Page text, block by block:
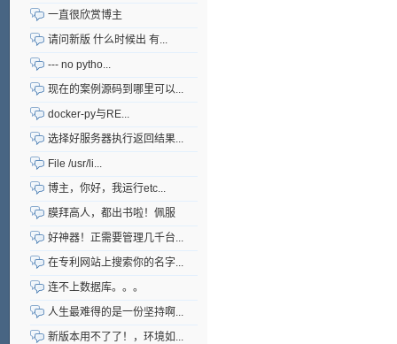
一直很欣赏博主
请问新版 什么时候出 有...
--- no pytho...
现在的案例源码到哪里可以...
docker-py与RE...
选择好服务器执行返回结果...
File /usr/li...
博主，你好，我运行etc...
膜拜高人，都出书啦！佩服
好神器！正需要管理几千台...
在专利网站上搜索你的名字...
连不上数据库。。。
人生最难得的是一份坚持啊...
新版本用不了了！，环境如...